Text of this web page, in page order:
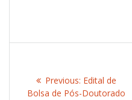
navigation
Previous: Previous
post:
Edital de
Bolsa de Pós-Doutorado